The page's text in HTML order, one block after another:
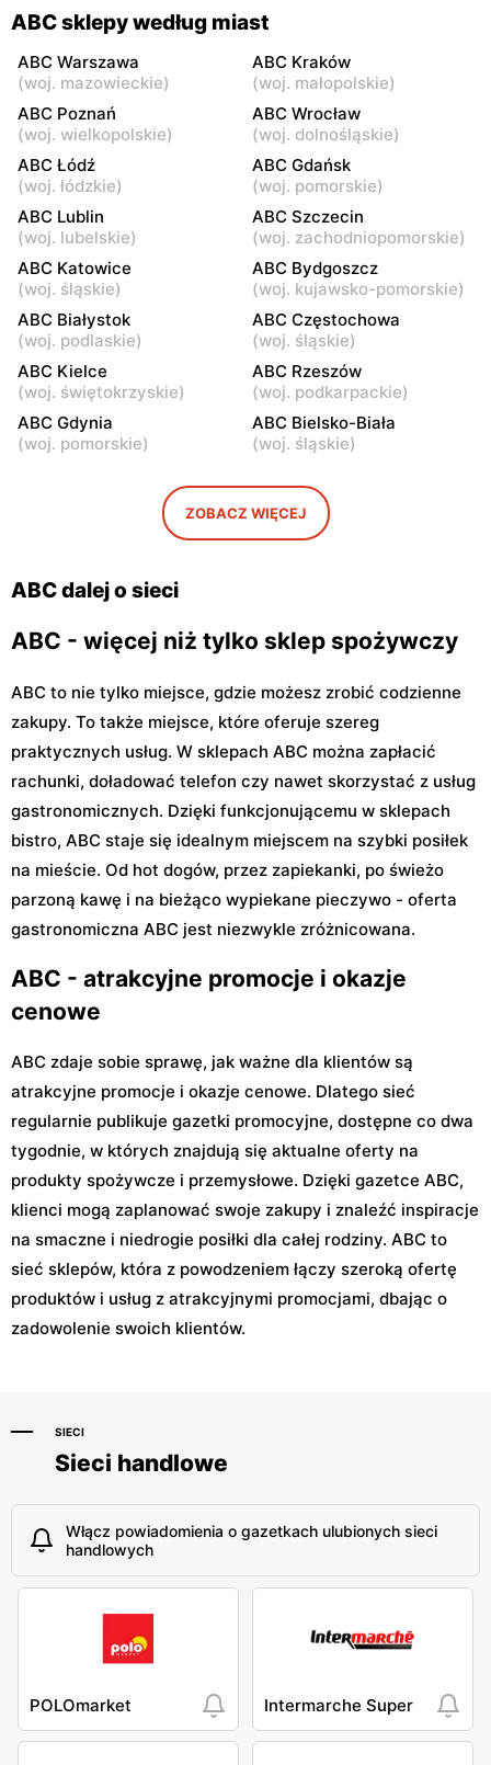
ABC
Warszawa, ul. Grochowska
321
ABC
ABC
Warszawa, ul. Kowieńska
20
ABC
Warszawa, ul. Chełmska 9
ABC
Warszawa, ul. Łochowska
39
ABC
Warszawa, ul. Pustola 23
ABC
Warszawa, ul. Staniewicka
24
ABC
Warszawa, ul. Ludwika
Kickiego 12
ABC
Warszawa, ul. Grenadierów
2
ABC
Warszawa, ul. Jana
Kochanowskiego 39
Warszawa, ul. Andrzeja
Warszawa, ul. Samarytanka
3
Warszawa, ul. Sulejkowska
43
ABC sklepy według miast
ABC Warszawa
(woj. mazowieckie)
ABC Kraków
(woj. małopolskie)
ABC Poznań
(woj. wielkopolskie)
ABC Wrocław
(woj. dolnośląskie)
ABC Łódź
(woj. łódzkie)
ABC Gdańsk
(woj. pomorskie)
ABC Lublin
(woj. lubelskie)
ABC Szczecin
(woj. zachodniopomorskie)
ABC Katowice
(woj. śląskie)
ABC Bydgoszcz
(woj. kujawsko-pomorskie)
ABC Białystok
(woj. podlaskie)
ABC Częstochowa
(woj. śląskie)
ABC Kielce
(woj. świętokrzyskie)
ABC Rzeszów
(woj. podkarpackie)
ABC Gdynia
(woj. pomorskie)
ABC Bielsko-Biała
(woj. śląskie)
ZOBACZ WIĘCEJ
ABC dalej o sieci
ABC - więcej niż tylko sklep spożywczy
ABC to nie tylko miejsce, gdzie możesz zrobić codzienne
zakupy. To także miejsce, które oferuje szereg
praktycznych usług. W sklepach ABC można zapłacić
rachunki, doładować telefon czy nawet skorzystać z usług
gastronomicznych. Dzięki funkcjonującemu w sklepach
bistro, ABC staje się idealnym miejscem na szybki posiłek
na mieście. Od hot dogów, przez zapiekanki, po świeżo
parzoną kawę i na bieżąco wypiekane pieczywo - oferta
gastronomiczna ABC jest niezwykle zróżnicowana.
ABC - atrakcyjne promocje i okazje
cenowe
ABC zdaje sobie sprawę, jak ważne dla klientów są
atrakcyjne promocje i okazje cenowe. Dlatego sieć
regularnie publikuje gazetki promocyjne, dostępne co dwa
tygodnie, w których znajdują się aktualne oferty na
produkty spożywcze i przemysłowe. Dzięki gazetce ABC,
klienci mogą zaplanować swoje zakupy i znaleźć inspiracje
na smaczne i niedrogie posiłki dla całej rodziny. ABC to
sieć sklepów, która z powodzeniem łączy szeroką ofertę
produktów i usług z atrakcyjnymi promocjami, dbając o
zadowolenie swoich klientów.
SIECI
Sieci handlowe
Włącz powiadomienia o gazetkach ulubionych sieci
handlowych
POLOmarket Intermarche Super